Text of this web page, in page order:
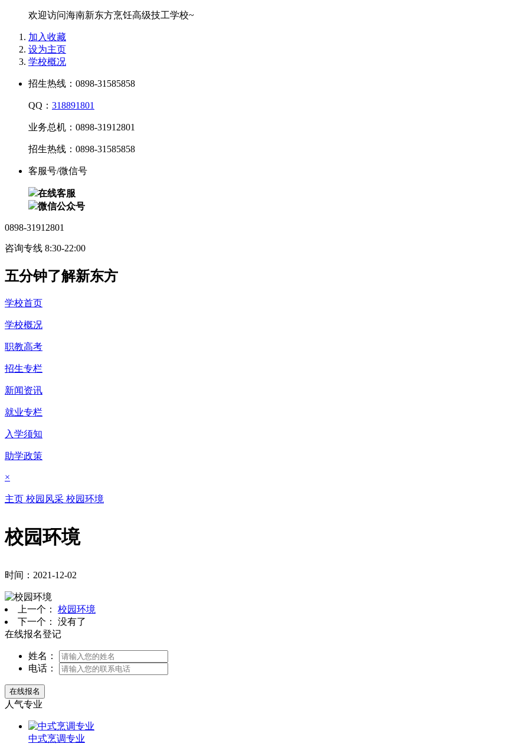
欢迎访问海南新东方烹饪高级技工学校~
加入收藏
设为主页
学校概况
招生热线：0898-31585858
QQ： 318891801
业务总机：0898-31912801
招生热线：0898-31585858
客服号/微信号
在线客服
微信公众号
0898-31912801
咨询专线 8:30-22:00
五分钟了解新东方
学校首页
学校概况
职教高考
招生专栏
新闻资讯
就业专栏
入学须知
助学政策
×
主页 校园风采 校园环境
校园环境
时间：2021-12-02
上一个： 校园环境
下一个： 没有了
在线报名登记
姓名：
电话：
人气专业
中式烹调专业